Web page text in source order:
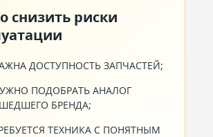
снизить риски
ДОСТУПНОСТЬ ЗАПЧАСТЕЙ;
ПОДОБРАТЬ АНАЛОГ
БРЕНДА;
ТЕХНИКА С ПОНЯТНЫМ